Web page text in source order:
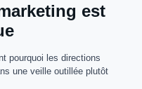
est
pourquoi les directions
une veille outillée plutôt